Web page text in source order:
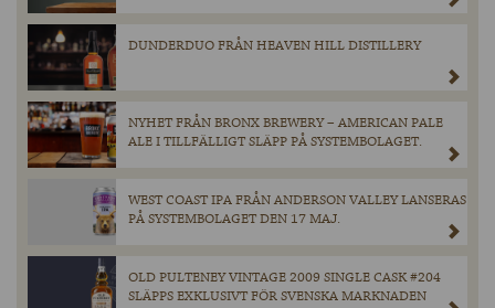
DUNDERDUO FRÅN HEAVEN HILL DISTILLERY
NYHET FRÅN BRONX BREWERY – AMERICAN PALE
ALE I TILLFÄLLIGT SLÄPP PÅ SYSTEMBOLAGET.
WEST COAST IPA FRÅN ANDERSON VALLEY LANSERAS
PÅ SYSTEMBOLAGET DEN 17 MAJ.
OLD PULTENEY VINTAGE 2009 SINGLE CASK #204
SLÄPPS EXKLUSIVT FÖR SVENSKA MARKNADEN